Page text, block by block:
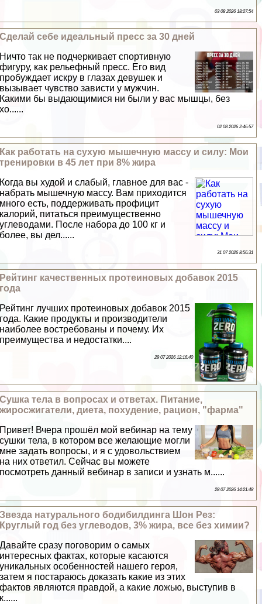
03 08 2026 18:27:54
Сделай себе идеальный пресс за 30 дней
Ничто так не подчеркивает спортивную
фигуру, как рельефный пресс. Его вид
пробуждает искру в глазах дeвyшек и
вызывает чувство зависти у мужчин.
Какими бы выдающимися ни были у вас мышцы, без
хо......
02 08 2026 2:46:57
Как работать на сухую мышечную массу и силу: Мои
тренировки в 45 лет при 8% жира
Когда вы худой и слабый, главное для вас -
набрать мышечную массу. Вам приходится
много есть, поддерживать профицит
калорий, питаться преимущественно
углеводами. После набора до 100 кг и
более, вы дел......
31 07 2026 8:56:31
Рейтинг качественных протеиновых добавок 2015
года
Рейтинг лучших протеиновых добавок 2015
года. Какие продукты и производители
наиболее востребованы и почему. Их
преимущества и недостатки....
29 07 2026 12:16:40
Сушка тела в вопросах и ответах. Питание,
жиросжигатели, диета, похудение, рацион, "фарма"
Привет! Вчера прошёл мой вебинар на тему
сушки тела, в котором все желающие могли
мне задать вопросы, и я с удовольствием
на них ответил. Сейчас вы можете
посмотреть данный вебинар в записи и узнать м......
28 07 2026 14:21:48
Звезда натурального бодибилдинга Шон Рез:
Круглый год без углеводов, 3% жира, все без химии?
Давайте сразу поговорим о самых
интересных фактах, которые касаются
уникальных особенностей нашего героя,
затем я постараюсь доказать какие из этих
фактов являются правдой, а какие ложью, выступив в
к......